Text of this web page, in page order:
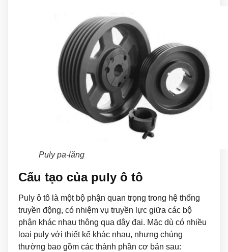
Puly pa-lăng
Cấu tạo của puly ô tô
Puly ô tô là một bộ phận quan trọng trong hệ thống
truyền động, có nhiệm vụ truyền lực giữa các bộ
phận khác nhau thông qua dây đai. Mặc dù có nhiều
loại puly với thiết kế khác nhau, nhưng chúng
thường bao gồm các thành phần cơ bản sau: